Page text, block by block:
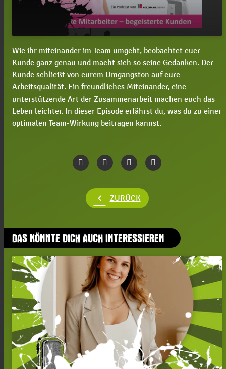
play_arrow #24 Wie du mit deinem Team optimal wirkst und
ihr einen super Arbeitstag habt
00:00
Wie ihr miteinander im Team umgeht, beobachtet euer
Kunde ganz genau und macht sich so seine Gedanken. Der
Kunde schließt von eurem Umgangston auf eure
Arbeitsqualität. Ein freundliches Miteinander, eine
unterstützende Art der Zusammenarbeit machen euch das
Leben leichter. In dieser Episode erfährst du, was du zu einer
optimalen Team-Wirkung beitragen kannst.
chevron_left ZURÜCK
DAS KÖNNTE DICH AUCH INTERESSIEREN